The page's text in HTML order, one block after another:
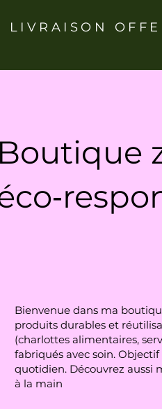
LIVRAISON
Boutique
Bienvenue dans ma
produits durables et
(charlottes alimentaires,
fabriqués avec soin.
quotidien. Découvrez aussi
à la main